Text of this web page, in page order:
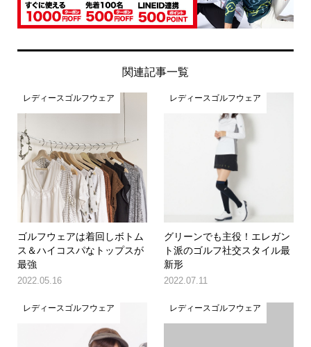
関連記事一覧
レディースゴルフウェア
ゴルフウェアは着回しボトム
ス＆ハイコスパなトップスが
最強
2022.05.16
レディースゴルフウェア
グリーンでも主役！エレガン
ト派のゴルフ社交スタイル最
新形
2022.07.11
レディースゴルフウェア レディースゴルフウェア